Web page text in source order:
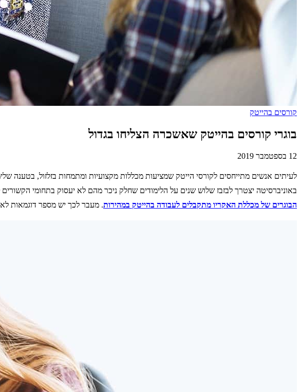
קורסים בהייטק
בוגרי קורסים בהייטק שאשכרה הצליחו בגדול
12 בספטמבר 2019
לעיתים אנשים מתייחסים לקורסי הייטק שמציעות מכללות מקצועיות ומתמחות בזלזול, בטענה
באוניברסיטה יצטרך לבזבז שלוש שנים על הלימודים שחלק ניכר מהם לא יעסוק בתחומי
הבוגרים של מכללת האקריו מתקבלים לעבודה בהייטק במהירות. מעבר לכך יש מספר דוגמאות